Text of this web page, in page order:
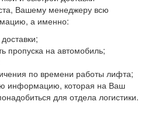
Вашему менеджеру всю
а именно:
пропуска на автомобиль;
по времени работы лифта;
информацию, которая на Ваш
для отдела логистики.